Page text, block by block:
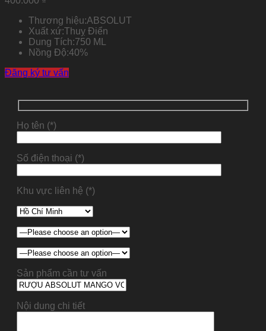
Thương hiệu:ABSOLUT
Xuất xứ:Thuỵ Điển
Dung Tích:750 ML
Nồng Độ:40%
Đăng ký tư vấn
Họ tên (*)
Số điện thoại (*)
Khu vực liên hệ (*)
Sản phẩm cần tư vấn
Nội dung chi tiết